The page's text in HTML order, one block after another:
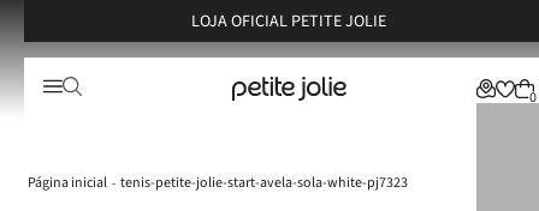
LOJA OFICIAL PETITE JOLIE
0
tenis-petite-jolie-start-avela-sola-white-pj7323